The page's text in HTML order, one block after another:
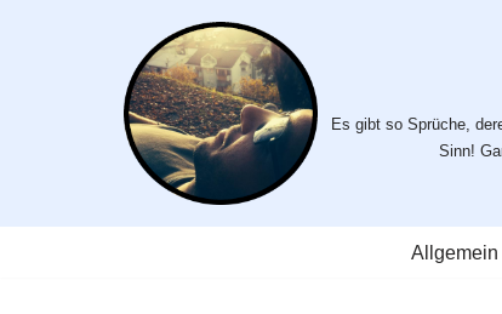
Es gibt so Sprüche,
Sinn!
Allgemein